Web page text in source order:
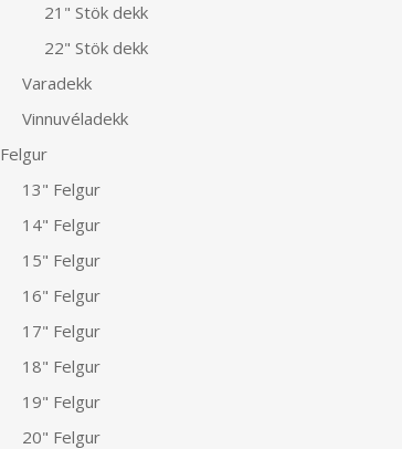
21" Stök dekk
22" Stök dekk
Varadekk
Vinnuvéladekk
Felgur
13" Felgur
14" Felgur
15" Felgur
16" Felgur
17" Felgur
18" Felgur
19" Felgur
20" Felgur